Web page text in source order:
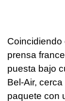
Coincidiendo
prensa
puesta bajo
Bel-Air,
paquete con